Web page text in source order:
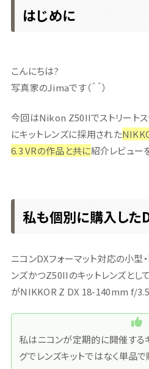
はじめに
こんにちは?
写真家のJimaです（＾＾）
今回はNikon Z50IIでストリートス
にキットレンズに採用された
6.3 VRの作品と共に紹介レビュー
私も個別に購入した
ニコンDXフォーマット対応の小
ンズかつZ50IIのキットレンズとし
がNIKKOR Z DX 18-140mm f/3.5-
私はニコンが定期的に開催する
グでレンズキットではなく単品で